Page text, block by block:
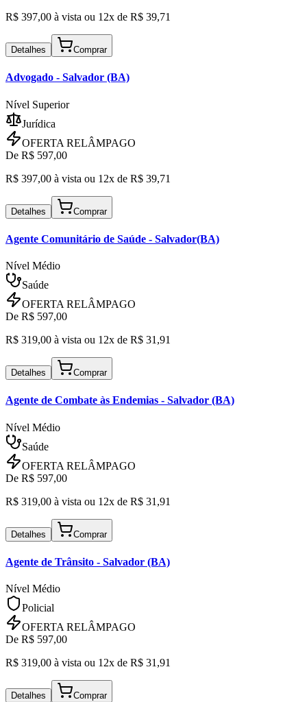
R$ 397,00 à vista ou 12x de R$ 39,71
Detalhes Comprar
Advogado - Salvador (BA)
Nível Superior
Jurídica
OFERTA RELÂMPAGO
De R$ 597,00
R$ 397,00 à vista ou 12x de R$ 39,71
Detalhes Comprar
Agente Comunitário de Saúde - Salvador(BA)
Nível Médio
Saúde
OFERTA RELÂMPAGO
De R$ 597,00
R$ 319,00 à vista ou 12x de R$ 31,91
Detalhes Comprar
Agente de Combate às Endemias - Salvador (BA)
Nível Médio
Saúde
OFERTA RELÂMPAGO
De R$ 597,00
R$ 319,00 à vista ou 12x de R$ 31,91
Detalhes Comprar
Agente de Trânsito - Salvador (BA)
Nível Médio
Policial
OFERTA RELÂMPAGO
De R$ 597,00
R$ 319,00 à vista ou 12x de R$ 31,91
Detalhes Comprar